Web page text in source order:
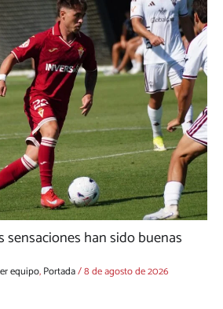
sensaciones han sido buenas
equipo,Portada/8 de agosto de 2026